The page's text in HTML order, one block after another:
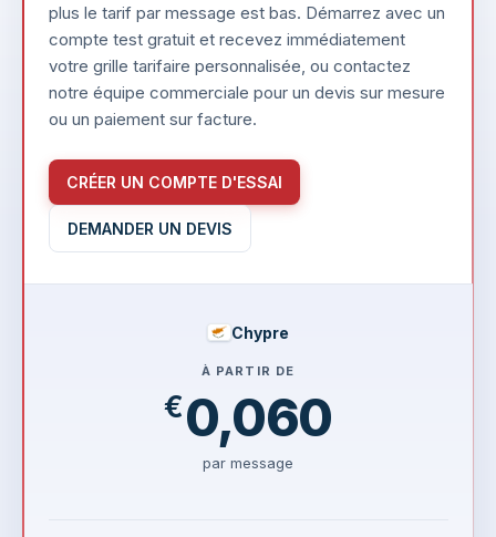
plus le tarif par message est bas. Démarrez avec un
compte test gratuit et recevez immédiatement
votre grille tarifaire personnalisée, ou contactez
notre équipe commerciale pour un devis sur mesure
ou un paiement sur facture.
CRÉER UN COMPTE D'ESSAI
DEMANDER UN DEVIS
Chypre
À PARTIR DE
€0,060
par message